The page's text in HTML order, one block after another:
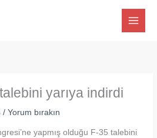
yarıya indirdi
/Yorum bırakın
yapmış olduğu F-35 talebini